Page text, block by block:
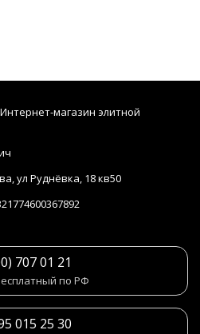
магазин элитной
ул Руднёвка, 18 кв50
707 01 21
по РФ
015 25 30